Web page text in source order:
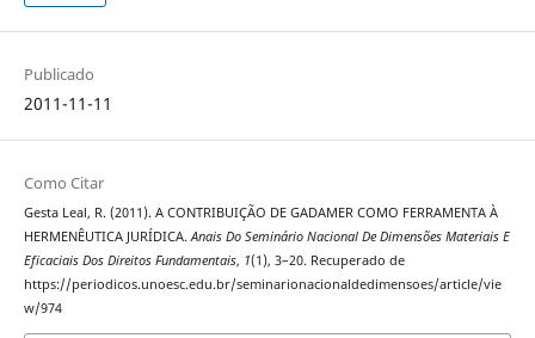
Publicado
2011-11-11
Como Citar
Gesta Leal, R. (2011). A CONTRIBUIÇÃO DE GADAMER COMO FERRAMENTA À
HERMENÊUTICA JURÍDICA.Anais Do Seminário Nacional De Dimensões Materiais E
Eficaciais Dos Direitos Fundamentais, 1(1), 3–20. Recuperado de
https://periodicos.unoesc.edu.br/seminarionacionaldedimensoes/article/vie
w/974